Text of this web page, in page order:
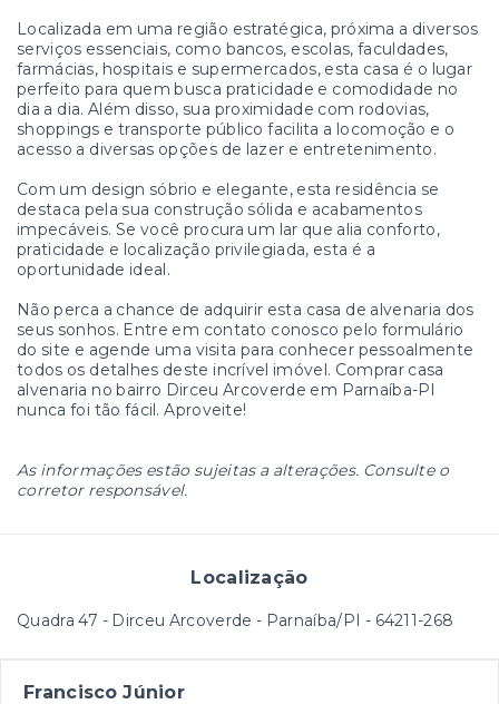
Localizada em uma região estratégica, próxima a diversos
serviços essenciais, como bancos, escolas, faculdades,
farmácias, hospitais e supermercados, esta casa é o lugar
perfeito para quem busca praticidade e comodidade no
dia a dia. Além disso, sua proximidade com rodovias,
shoppings e transporte público facilita a locomoção e o
acesso a diversas opções de lazer e entretenimento.
Com um design sóbrio e elegante, esta residência se
destaca pela sua construção sólida e acabamentos
impecáveis. Se você procura um lar que alia conforto,
praticidade e localização privilegiada, esta é a
oportunidade ideal.
Não perca a chance de adquirir esta casa de alvenaria dos
seus sonhos. Entre em contato conosco pelo formulário
do site e agende uma visita para conhecer pessoalmente
todos os detalhes deste incrível imóvel. Comprar casa
alvenaria no bairro Dirceu Arcoverde em Parnaíba-PI
nunca foi tão fácil. Aproveite!
As informações estão sujeitas a alterações. Consulte o
corretor responsável.
Localização
Quadra 47 - Dirceu Arcoverde - Parnaíba/PI - 64211-268
Francisco Júnior